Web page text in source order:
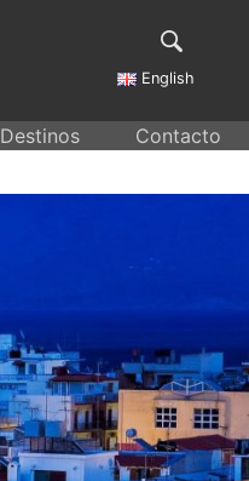
English
Destinos Contacto